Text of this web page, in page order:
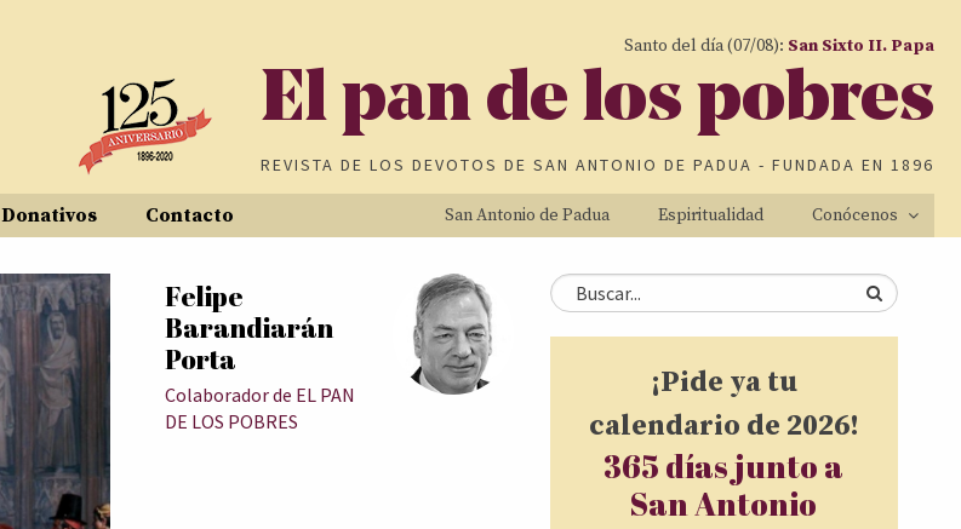
Santo del día (07/08): San Sixto II. Papa
El pan de los pobres
REVISTA DE LOS DEVOTOS DE SAN ANTONIO DE PADUA - FUNDADA EN 1896
Donativos Contacto San Antonio de Padua Espiritualidad Conócenos
Felipe
Barandiarán
Porta
Colaborador de EL PAN
DE LOS POBRES
Formulario de
búsqueda
Buscar
¡Pide ya tu
calendario de 2026!
365 días junto a
San Antonio